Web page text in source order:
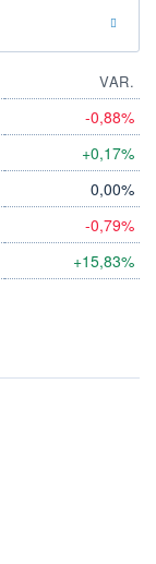
VAR.
-0,88%
+0,17%
0,00%
-0,79%
+15,83%